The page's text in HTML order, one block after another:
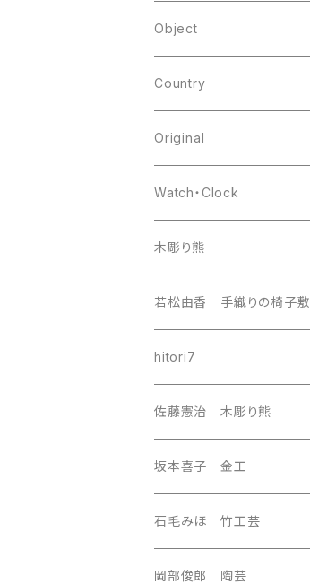
other
Object
Country
japan
europa
india
nordic
southeast Asia
east asia
Central Asia
U.S.A
Original
Watch・Clock
木彫り熊
若松由香 手織りの椅子敷
hitori7
佐藤憲治 木彫り熊
坂本喜子 金工
石毛みほ 竹工芸
岡部俊郎 陶芸